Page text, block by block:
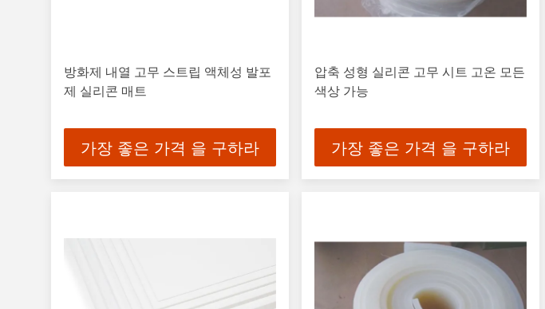
방화제 내열 고무 스트립 액체성 발포
제 실리콘 매트
가장 좋은 가격 을 구하라
압축 성형 실리콘 고무 시트 고온 모든
색상 가능
가장 좋은 가격 을 구하라